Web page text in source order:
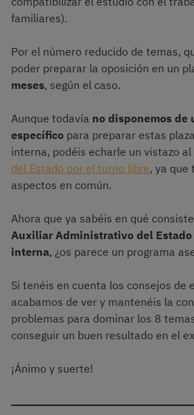
familiares).
Por el número reducido de temas,
poder preparar la oposición en un
meses, según el caso.
Aunque todavía no disponemos de
específico para preparar estas
interna, podéis echarle un vistazo al
del Estado por el turno libre, ya que
aspectos en común.
Ahora que ya sabéis en qué
Auxiliar Administrativo del Estado
interna, ¿os parece un programa
Si tenéis en cuenta los consejos de
acabamos de ver y mantenéis la
problemas para dominar los 8
conseguir un buen resultado en el
¡Ánimo y suerte!